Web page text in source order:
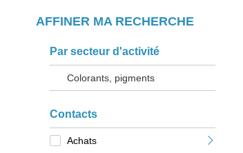
AFFINER MA RECHERCHE
Par secteur d'activité
Colorants, pigments
Contacts
Achats